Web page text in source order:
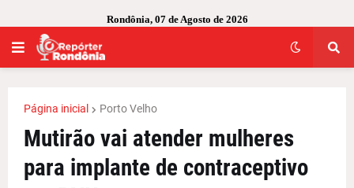
Rondônia, 07 de Agosto de 2026
Página inicial Porto Velho
Mutirão vai atender mulheres
para implante de contraceptivo